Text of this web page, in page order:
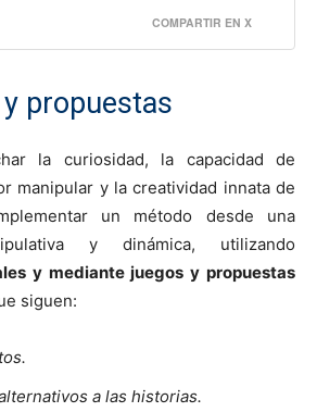
COMPARTIR EN X
propuestas
la curiosidad, la capacidad de
manipular y la creatividad innata de
un método desde una
y dinámica, utilizando
y mediante juegos y propuestas
siguen:
a las historias.